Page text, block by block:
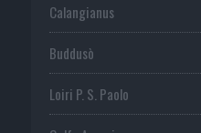
Calangianus
Buddusò
Loiri P. S. Paolo